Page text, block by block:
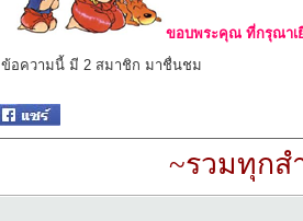
ขอบพระคุณ ที่กรุณาเ
ข้อความนี้ มี 2 สมาชิก มาชื่นชม
~รวมทุกส